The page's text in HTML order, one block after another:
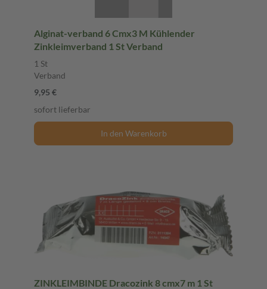
Alginat-verband 6 Cmx3 M Kühlender
Zinkleimverband 1 St Verband
1 St
Verband
9,95 €
sofort lieferbar
In den Warenkorb
ZINKLEIMBINDE Dracozink 8 cmx7 m 1 St